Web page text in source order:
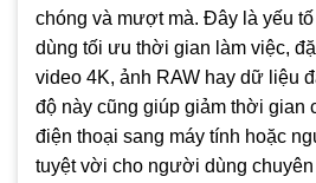
chóng và mượt mà. Đây là yếu
dùng tối ưu thời gian làm việc,
video 4K, ảnh RAW hay dữ liệu
độ này cũng giúp giảm thời gian
điện thoại sang máy tính hoặc
tuyệt vời cho người dùng